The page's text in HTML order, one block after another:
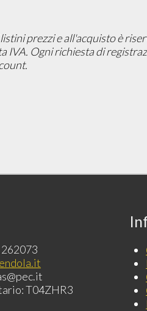
prezzi e all'acquisto è
Ogni richiesta di
T04ZHR3